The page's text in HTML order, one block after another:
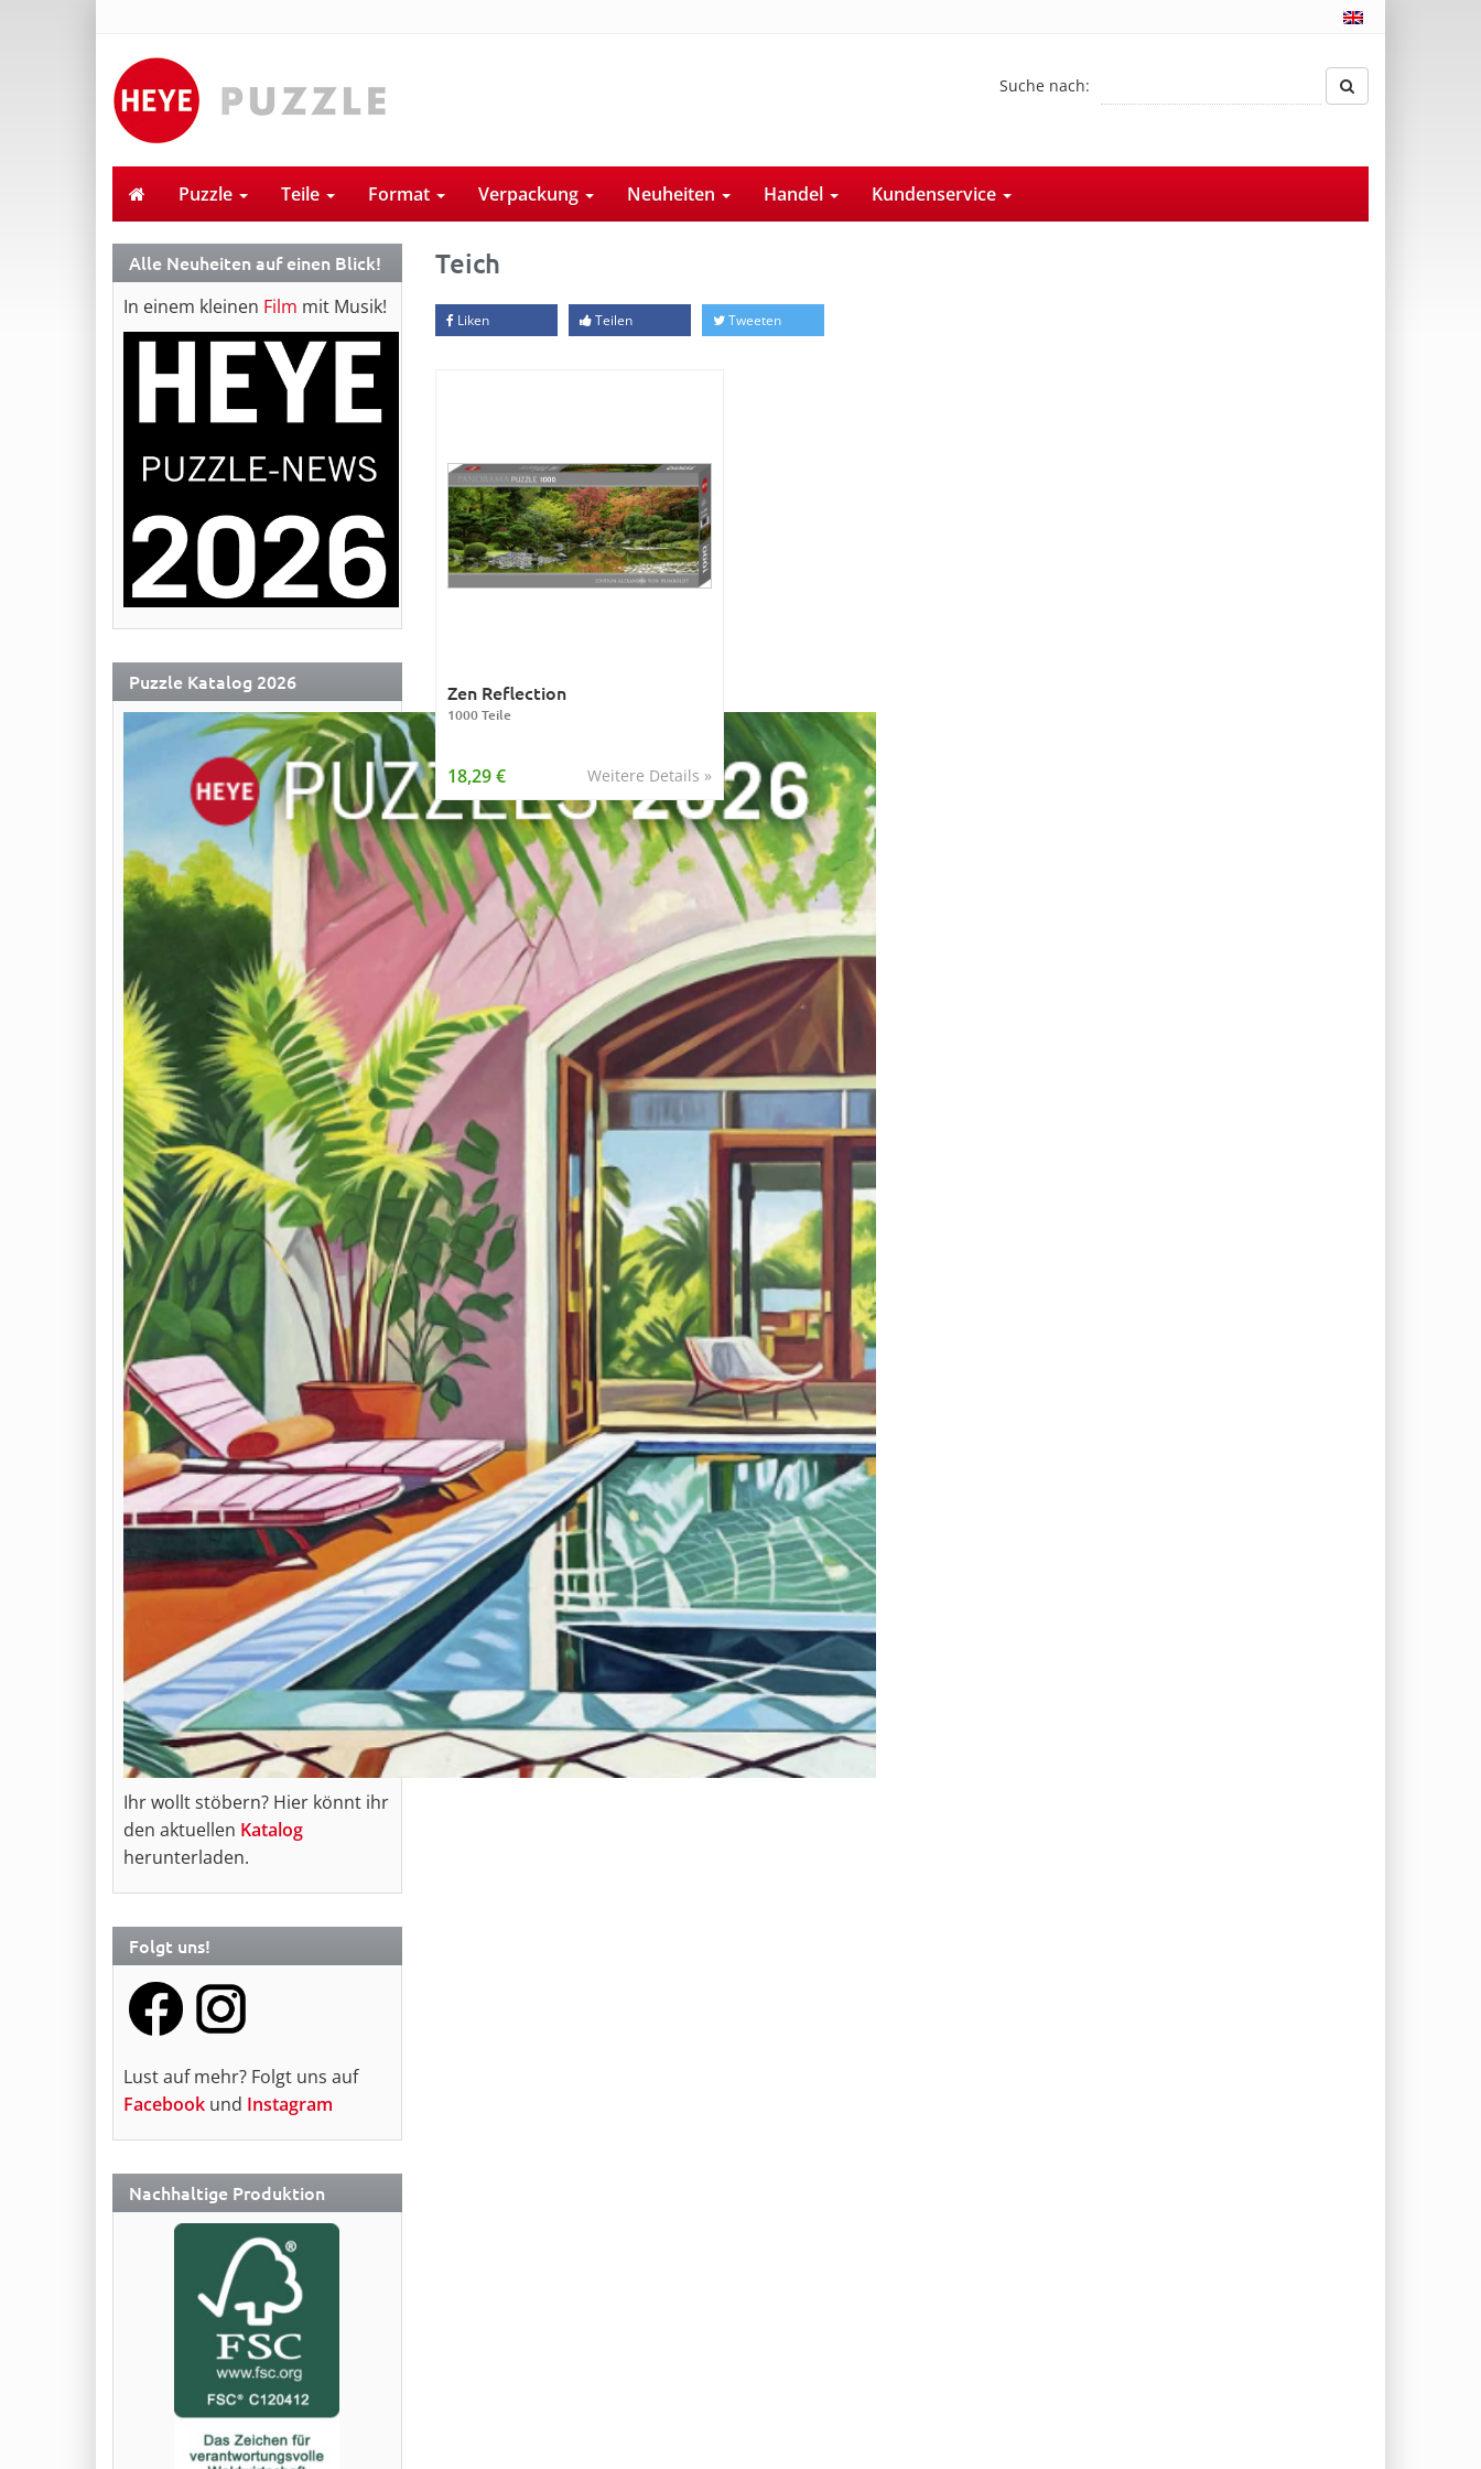
Suche nach:
Puzzle Teile Format Verpackung Neuheiten Handel Kundenservice
Alle Neuheiten auf einen Blick!
In einem kleinen Film mit Musik!
Puzzle Katalog 2026
Ihr wollt stöbern? Hier könnt ihr
den aktuellen Katalog
herunterladen.
Folgt uns!
Lust auf mehr? Folgt uns auf
Facebook und Instagram
Nachhaltige Produktion
Teich
Liken Teilen Tweeten
Zen Reflection
1000 Teile
Weitere Details »
18,29 €